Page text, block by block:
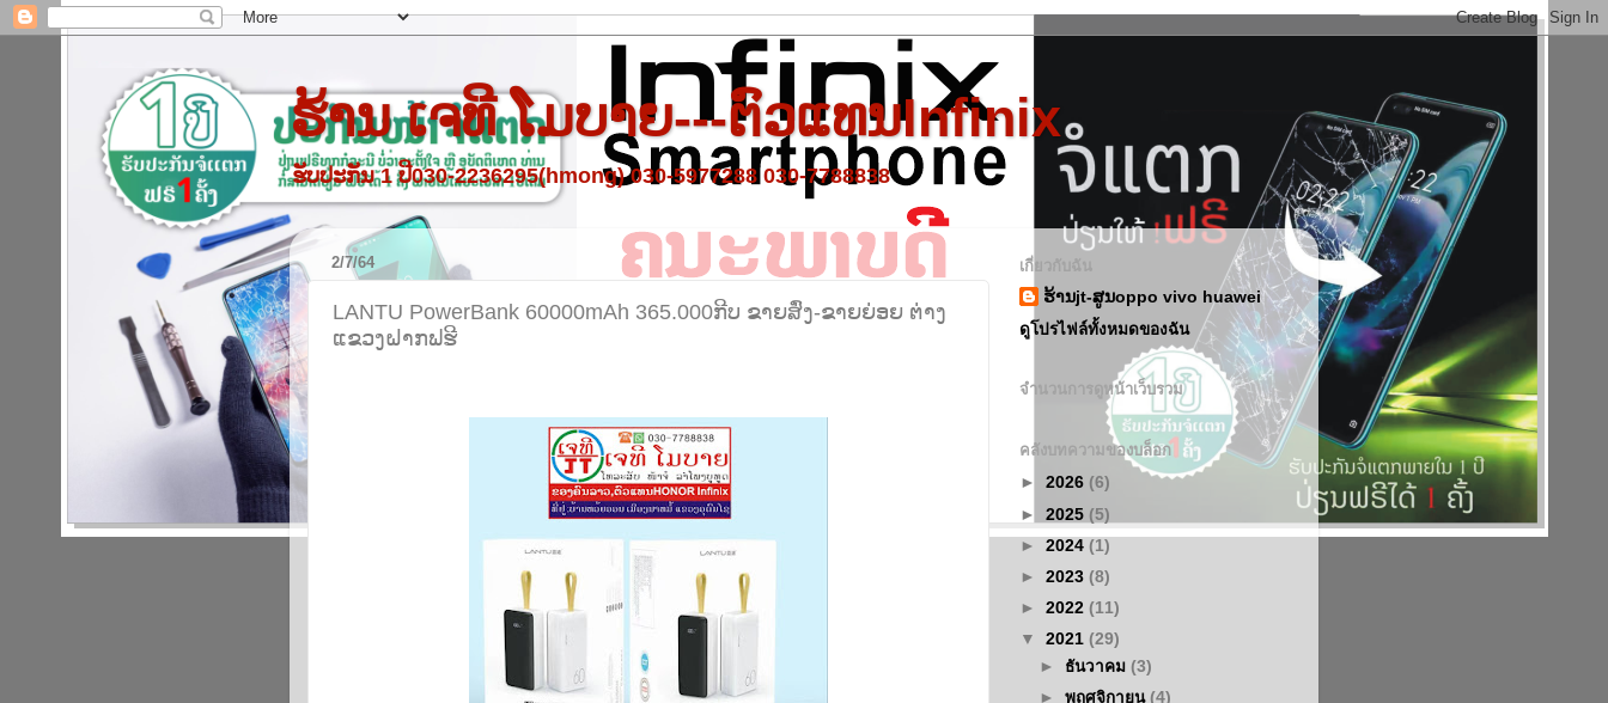
ຮ້ານ ເຈທີ ໂມບາຍ---ຕົວແທນInfinix
ຮັບປະກັນ 1 ປີ030-2236295(hmong) 030-5977288 030-7788838
2/7/64
LANTU PowerBank 60000mAh 365.000ກີບ ຂາຍສົ່ງ-ຂາຍຍ່ອຍ ຕ່າງ
ແຂວງຝາກຟຮີ
เกี่ยวกับฉัน
ຮ້ານjt-ສູນoppo vivo huawei
ดูโปรไฟล์ทั้งหมดของฉัน
จำนวนการดูหน้าเว็บรวม
คลังบทความของบล็อก
► 2026 (6)
► 2025 (5)
► 2024 (1)
► 2023 (8)
► 2022 (11)
▼ 2021 (29)
► ธันวาคม(3)
►พฤศจิกายน(4)